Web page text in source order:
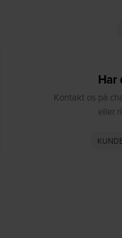
Har
Kontakt os på
eller